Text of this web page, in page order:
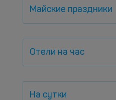
Майские праздники
Отели на час
На сутки